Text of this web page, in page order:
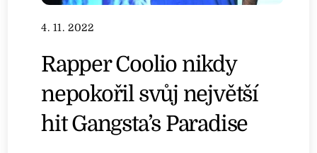
4. 11. 2022
Rapper Coolio nikdy
nepokořil svůj největší
hit Gangsta’s Paradise